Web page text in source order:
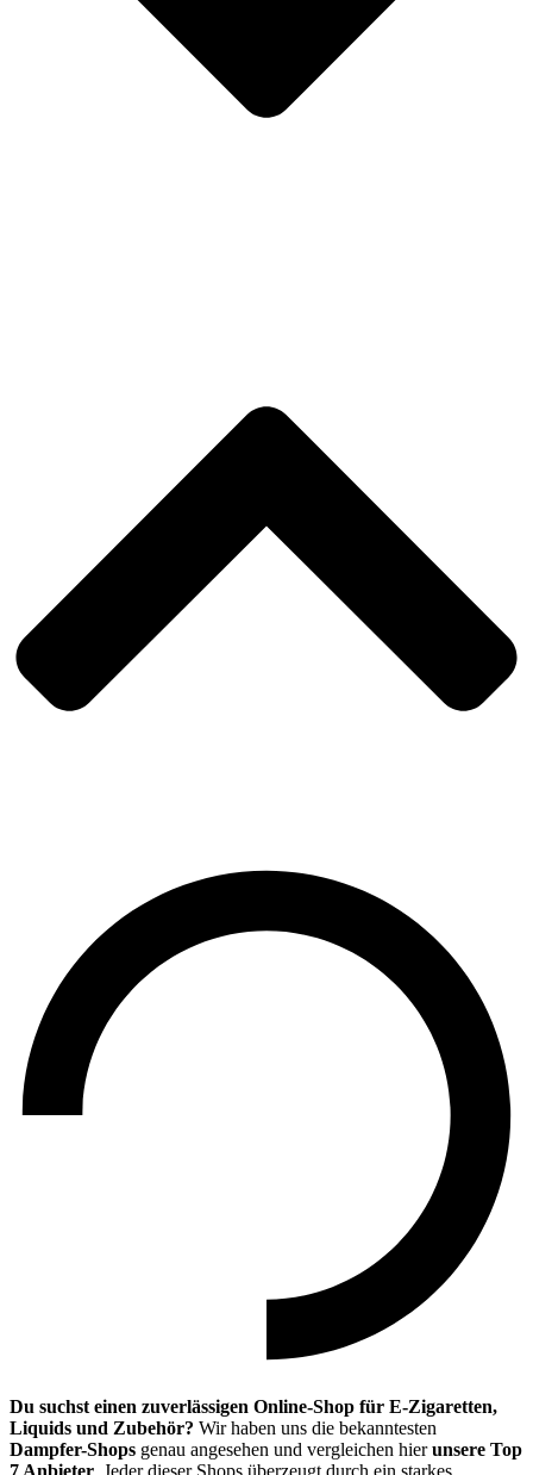
Du suchst einen zuverlässigen Online-Shop für E-Zigaretten,
Liquids und Zubehör? Wir haben uns die bekanntesten
Dampfer-Shops genau angesehen und vergleichen hierunsere Top
7 Anbieter . Jeder dieser Shops überzeugt durch ein starkes